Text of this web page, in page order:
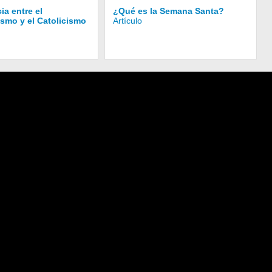
entre el
y el Catolicismo
¿Qué es la Semana Santa?
Artículo